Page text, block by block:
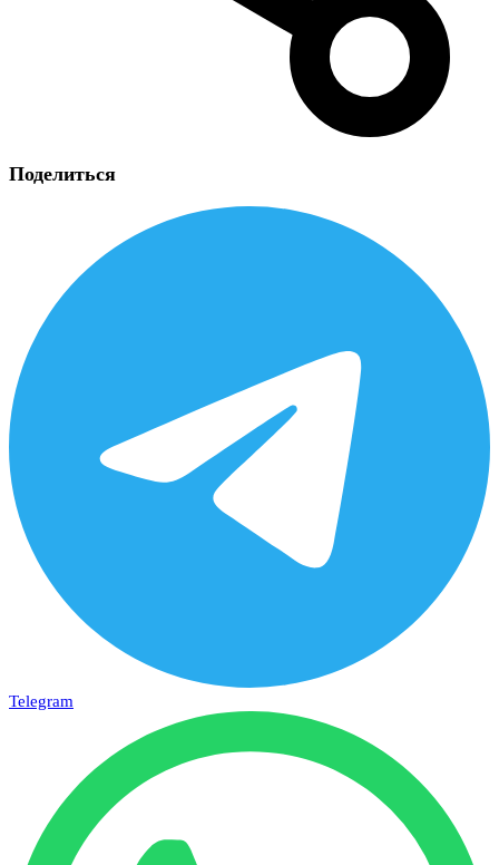
Поделиться
Telegram